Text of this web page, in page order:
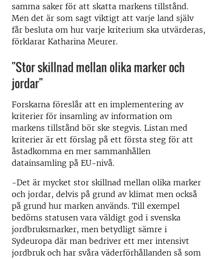
samma saker för att skatta markens tillstånd.
Men det är som sagt viktigt att varje land själv
får besluta om hur varje kriterium ska utvärderas,
förklarar Katharina Meurer.
"Stor skillnad mellan olika marker och
jordar"
Forskarna föreslår att en implementering av
kriterier för insamling av information om
markens tillstånd bör ske stegvis. Listan med
kriterier är ett förslag på ett första steg för att
åstadkomma en mer sammanhållen
datainsamling på EU-nivå.
-Det är mycket stor skillnad mellan olika marker
och jordar, delvis på grund av klimat men också
på grund hur marken används. Till exempel
bedöms statusen vara väldigt god i svenska
jordbruksmarker, men betydligt sämre i
Sydeuropa där man bedriver ett mer intensivt
jordbruk och har svåra väderförhållanden så som